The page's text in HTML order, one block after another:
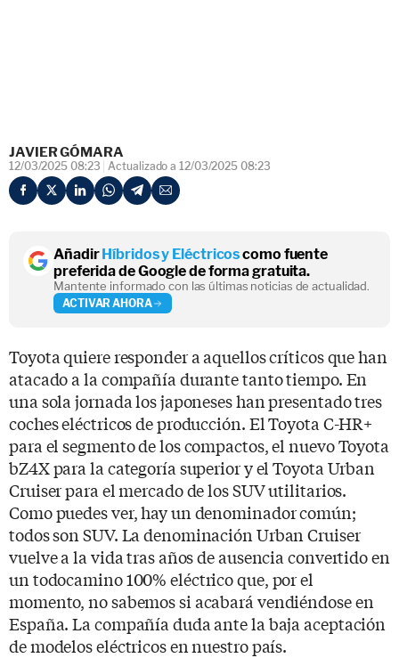
JAVIER GÓMARA
12/03/2025 08:23 Actualizado a 12/03/2025 08:23
AñadirHíbridos y Eléctricoscomo fuente
preferida de Google de forma gratuita.
Mantente informado con las últimas noticias de actualidad.
ACTIVAR AHORA
Toyota quiere responder a aquellos críticos que han
atacado a la compañía durante tanto tiempo. En
una sola jornada los japoneses han presentado tres
coches eléctricos de producción. El Toyota C-HR+
para el segmento de los compactos, el nuevo Toyota
bZ4X para la categoría superior y el Toyota Urban
Cruiser para el mercado de los SUV utilitarios.
Como puedes ver, hay un denominador común;
todos son SUV. La denominación Urban Cruiser
vuelve a la vida tras años de ausencia convertido en
un todocamino 100% eléctrico que, por el
momento, no sabemos si acabará vendiéndose en
España. La compañía duda ante la baja aceptación
de modelos eléctricos en nuestro país.